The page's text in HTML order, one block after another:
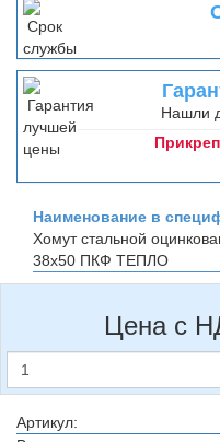
Нашли
Наименование в
Хомут стальной
38х50 ПКФ ТЕПЛО
Цена с
Артикул: